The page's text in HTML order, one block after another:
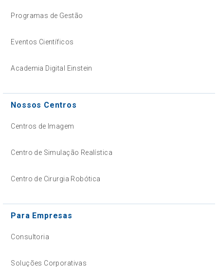
Programas de Gestão
Eventos Científicos
Academia Digital Einstein
Nossos Centros
Centros de Imagem
Centro de Simulação Realística
Centro de Cirurgia Robótica
Para Empresas
Consultoria
Soluções Corporativas